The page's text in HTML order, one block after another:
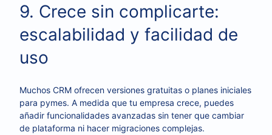
9. Crece sin complicarte:
escalabilidad y facilidad de
uso
Muchos CRM ofrecen versiones gratuitas o planes iniciales
para pymes. A medida que tu empresa crece, puedes
añadir funcionalidades avanzadas sin tener que cambiar
de plataforma ni hacer migraciones complejas.